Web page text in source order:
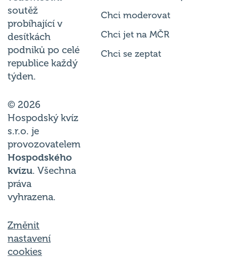
soutěž
probíhající v
desítkách
podniků po celé
republice každý
týden.
© 2026
Hospodský kvíz
s.r.o. je
provozovatelem
Hospodského
kvízu. Všechna
práva
vyhrazena.
Změnit
nastavení
cookies
Chci moderovat
Chci jet na MČR
Chci se zeptat